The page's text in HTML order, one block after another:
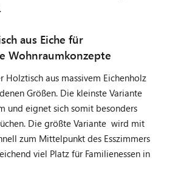
aus Eiche für
Wohnraumkonzepte
Holztisch aus massivem Eichenholz
Größen. Die kleinste Variante
und eignet sich somit besonders
Die größte Variante wird mit
zum Mittelpunkt des Esszimmers
viel Platz für Familienessen in